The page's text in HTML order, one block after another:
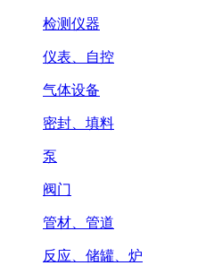
检测仪器
仪表、自控
气体设备
密封、填料
泵
阀门
管材、管道
反应、储罐、炉